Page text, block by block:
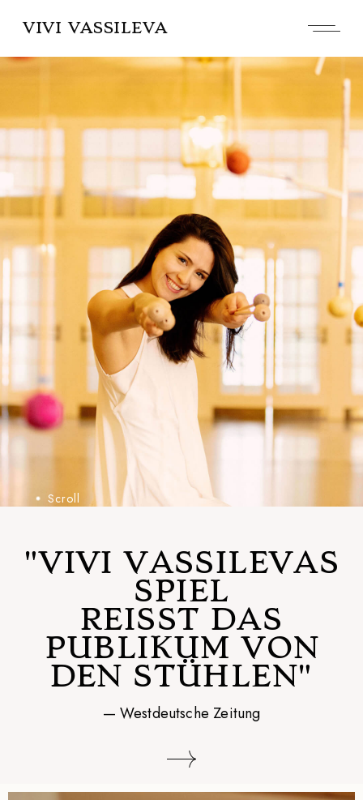
VIVI VASSILEVA
Scroll
"VIVI VASSILEVAS
SPIEL
REISST DAS P
UBLIKUM VON D
EN STÜHLEN"
— Westdeutsche Zeitung